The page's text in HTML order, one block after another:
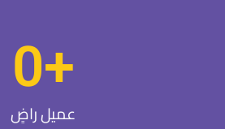
عميل راضٍ
+
0